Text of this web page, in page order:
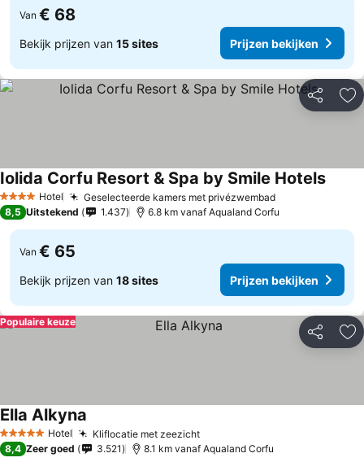
Van € 68
Bekijk prijzen van 15 sites Prijzen bekijken
Delen
4 SterrenHotel Geselecteerde kamers met privézwembad
Iolida Corfu Resort & Spa by Smile Hotels
8,5 Uitstekend 1.437 6.8 km vanaf Aqualand Corfu
Van € 65
Bekijk prijzen van 18 sites Prijzen bekijken
Delen
Populaire keuze
5 Sterren Hotel Kliflocatie met zeezicht
Ella Alkyna
8,4 Zeer goed 3.521 8.1 km vanaf Aqualand Corfu